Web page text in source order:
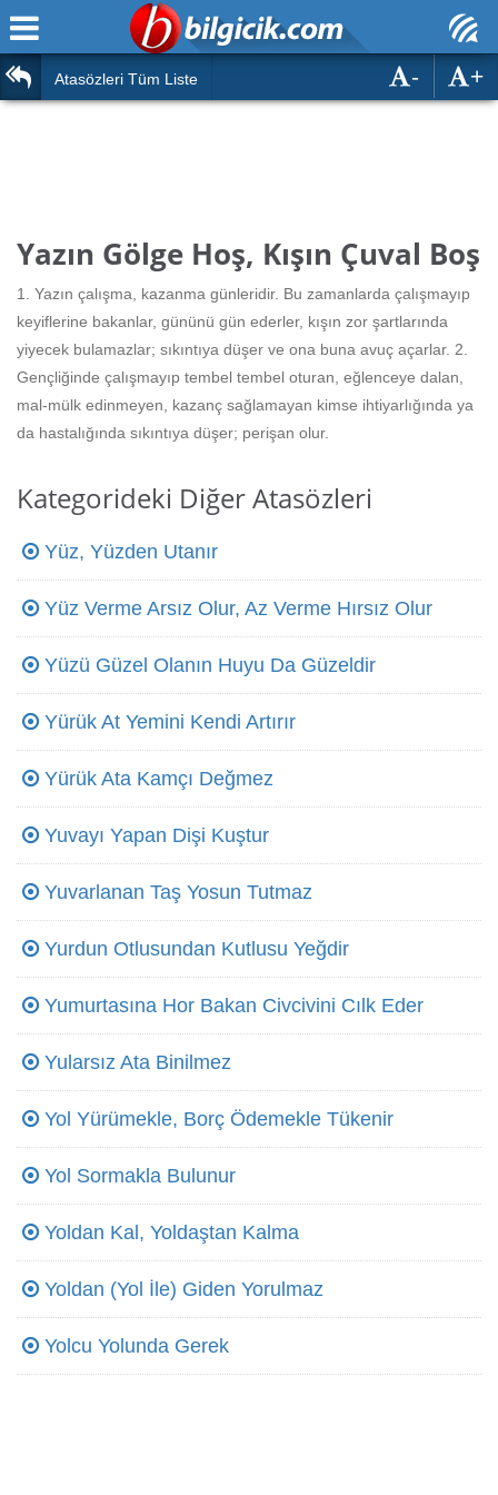
Ana Sayfa
Türk Tarihi & Kültürü
Eğitim
Diğer
Duvar Yazıları
Hızlı Okuma Testi
Hesaplamalar
Oyun
Eğitim Haberleri
Atasözleri Tüm Liste +
-
Yazın Gölge Hoş, Kışın Çuval Boş
1. Yazın çalışma, kazanma günleridir. Bu zamanlarda çalışmayıp
keyiflerine bakanlar, gününü gün ederler, kışın zor şartlarında
yiyecek bulamazlar; sıkıntıya düşer ve ona buna avuç açarlar. 2.
Gençliğinde çalışmayıp tembel tembel oturan, eğlenceye dalan,
mal-mülk edinmeyen, kazanç sağlamayan kimse ihtiyarlığında ya
da hastalığında sıkıntıya düşer; perişan olur.
Kategorideki Diğer Atasözleri
Yüz, Yüzden Utanır
Yüz Verme Arsız Olur, Az Verme Hırsız Olur
Yüzü Güzel Olanın Huyu Da Güzeldir
Yürük At Yemini Kendi Artırır
Yürük Ata Kamçı Değmez
Yuvayı Yapan Dişi Kuştur
Yuvarlanan Taş Yosun Tutmaz
Yurdun Otlusundan Kutlusu Yeğdir
Yumurtasına Hor Bakan Civcivini Cılk Eder
Yularsız Ata Binilmez
Yol Yürümekle, Borç Ödemekle Tükenir
Yol Sormakla Bulunur
Yoldan Kal, Yoldaştan Kalma
Yoldan (Yol İle) Giden Yorulmaz
Yolcu Yolunda Gerek